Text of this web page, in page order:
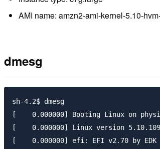
AMI name: amzn2-ami-kernel-5.10-
dmesg
sh-4.2$ dmesg
[    0.000000] Booting Linux on
[    0.000000] Linux version 5.10.109-
[    0.000000] efi: EFI v2.70 by